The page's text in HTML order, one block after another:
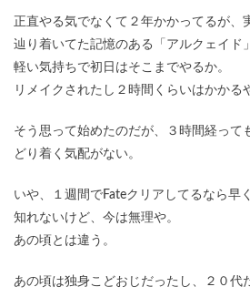
正直やる気でなくて２年かかってるが、
辿り着いてた記憶のある「アルクェイド
軽い気持ちで初日はそこまでやるか。
リメイクされたし２時間くらいはかかる
そう思って始めたのだが、３時間経って
どり着く気配がない。
いや、１週間でFateクリアしてるなら早
知れないけど、今は無理や。
あの頃とは違う。
あの頃は独身こどおじだったし、２０代